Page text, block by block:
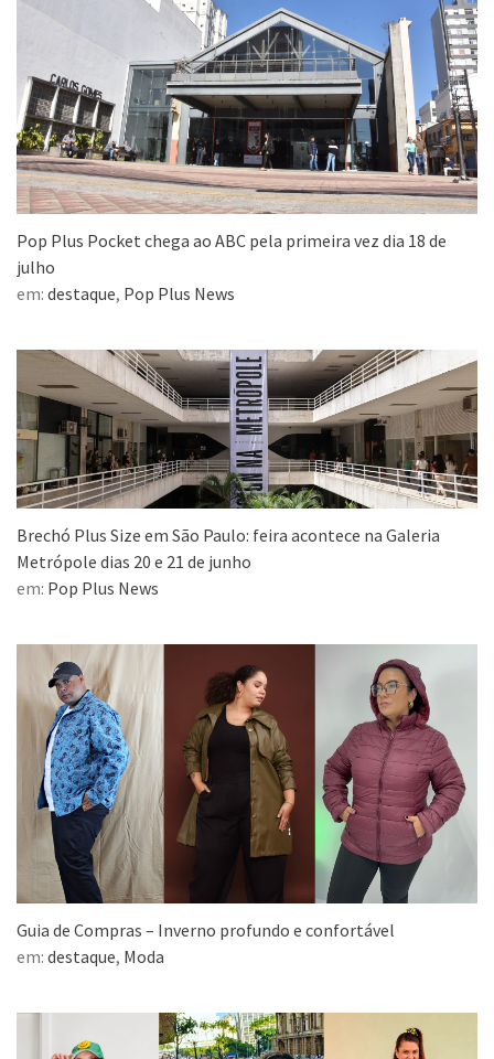
Pop Plus Pocket chega ao ABC pela primeira vez dia 18 de
julho
em: destaque, Pop Plus News
Brechó Plus Size em São Paulo: feira acontece na Galeria
Metrópole dias 20 e 21 de junho
em: Pop Plus News
Guia de Compras – Inverno profundo e confortável
em: destaque, Moda